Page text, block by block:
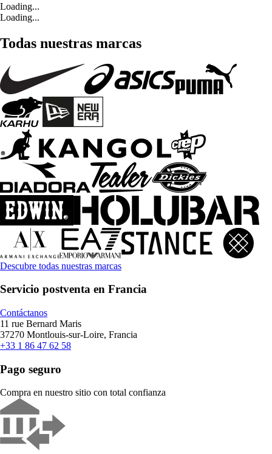
Loading...
Loading...
Todas nuestras marcas
Descubre todas nuestras marcas
Servicio postventa en Francia
Contáctanos
11 rue Bernard Maris
37270 Montlouis-sur-Loire, Francia
+33 1 86 47 62 58
Pago seguro
Compra en nuestro sitio con total confianza